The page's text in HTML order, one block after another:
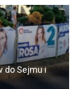
do Sejmu i